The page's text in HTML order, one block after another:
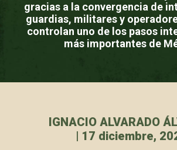
gracias a la convergencia de
guardias, militares y
controlan uno de los pasos
más importantes de
IGNACIO ALVARADO
| 17 diciembre,